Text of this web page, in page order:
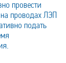
провести
проводах ЛЭП
подать